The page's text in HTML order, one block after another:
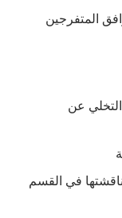
المتفرجين
عن
في القسم